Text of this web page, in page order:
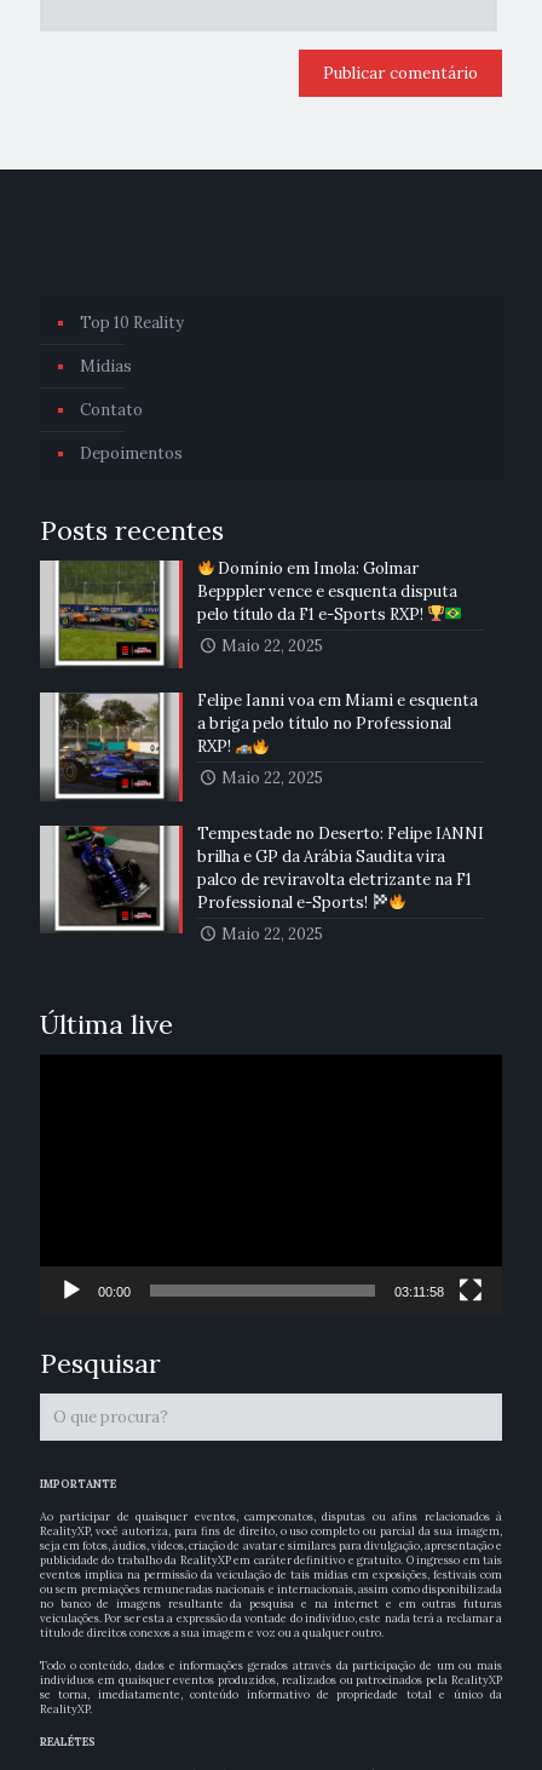
Top 10 Reality
Mídias
Contato
Depoimentos
Posts recentes
Domínio em Ímola: Golmar
Bepppler vence e esquenta disputa
pelo título da F1 e-Sports RXP!
Maio 22, 2025
Felipe Ianni voa em Miami e esquenta
a briga pelo título no Professional
RXP!
Maio 22, 2025
Tempestade no Deserto: Felipe IANNI
brilha e GP da Arábia Saudita vira
palco de reviravolta eletrizante na F1
Professional e-Sports!
Maio 22, 2025
Última live
00:00 03:11:58
Pesquisar
IMPORTANTE
Ao participar de quaisquer eventos, campeonatos, disputas ou afins relacionados à
RealityXP, você autoriza, para fins de direito, o uso completo ou parcial da sua imagem,
seja em fotos, áudios, vídeos, criação de avatar e similares para divulgação, apresentação e
publicidade do trabalho da RealityXP em caráter definitivo e gratuito. O ingresso em tais
eventos implica na permissão da veiculação de tais mídias em exposições, festivais com
ou sem premiações remuneradas nacionais e internacionais, assim como disponibilizada
no banco de imagens resultante da pesquisa e na internet e em outras futuras
veiculações. Por ser esta a expressão da vontade do indivíduo, este nada terá a reclamar a
título de direitos conexos a sua imagem e voz ou a qualquer outro.
Todo o conteúdo, dados e informações gerados através da participação de um ou mais
indivíduos em quaisquer eventos produzidos, realizados ou patrocinados pela RealityXP
se torna, imediatamente, conteúdo informativo de propriedade total e único da
RealityXP.
REALÉTES